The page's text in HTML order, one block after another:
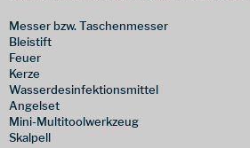
Messer bzw. Taschenmesser
Bleistift
Feuer
Kerze
Wasserdesinfektionsmittel
Angelset
Mini-Multitoolwerkzeug
Skalpell